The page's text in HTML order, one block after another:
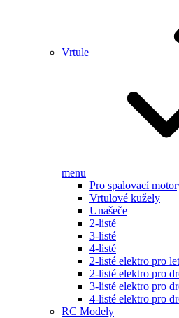
Vrtule
menu
Pro spalovací
Vrtulové kužely
Unašeče
2-listé
3-listé
4-listé
2-listé elektro pro
2-listé elektro pro
3-listé elektro pro
4-listé elektro pro
RC Modely